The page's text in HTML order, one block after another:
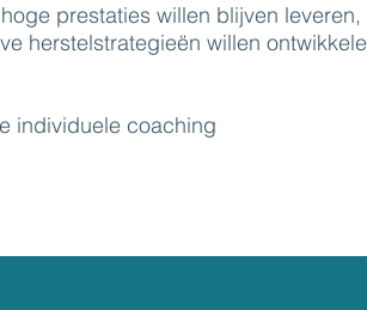
prestaties willen blijven leveren,
herstelstrategieën willen
individuele coaching